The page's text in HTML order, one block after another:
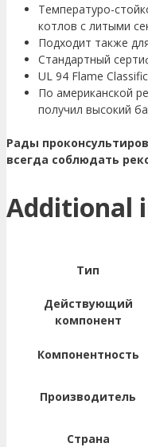
Температуро-
котлов с литыми
Подходит также
Стандартный
UL 94 Flame
По американской
получил высокий
Рады
всегда соблюдать
Additional
Тип
Действующий
компонент
Компонентность
Производитель
Страна